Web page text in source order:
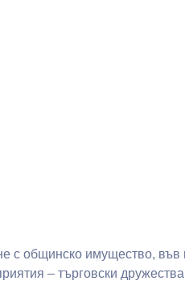
с общинско имущество, във
– търговски